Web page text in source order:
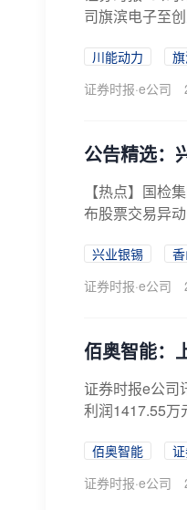
司旗滨电子至
川能动力
证券时报·e公司
公告精选：
【热点】国检
布股票交易异
兴业银锡
证券时报·e公司
佰奥智能：
证券时报e公司
利润1417.55万
佰奥智能
证券时报·e公司